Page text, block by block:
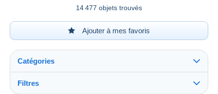
14 477 objets trouvés
Ajouter à mes favoris
Catégories
Filtres